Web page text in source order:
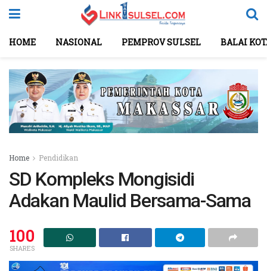
HOME NASIONAL PEMPROV SULSEL BALAI
Home Pendidikan
SD Kompleks Mongisidi
Adakan Maulid Bersama-Sama
100
SHARES